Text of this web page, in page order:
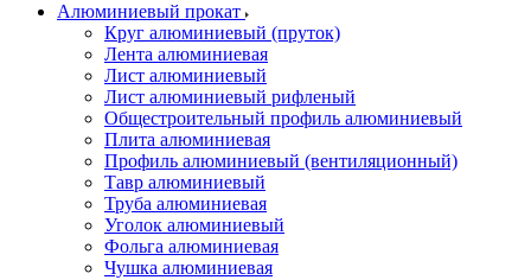
Алюминиевый прокат
Круг алюминиевый (пруток)
Лента алюминиевая
Лист алюминиевый
Лист алюминиевый рифленый
Общестроительный профиль алюминиевый
Плита алюминиевая
Профиль алюминиевый (вентиляционный)
Тавр алюминиевый
Труба алюминиевая
Уголок алюминиевый
Фольга алюминиевая
Чушка алюминиевая